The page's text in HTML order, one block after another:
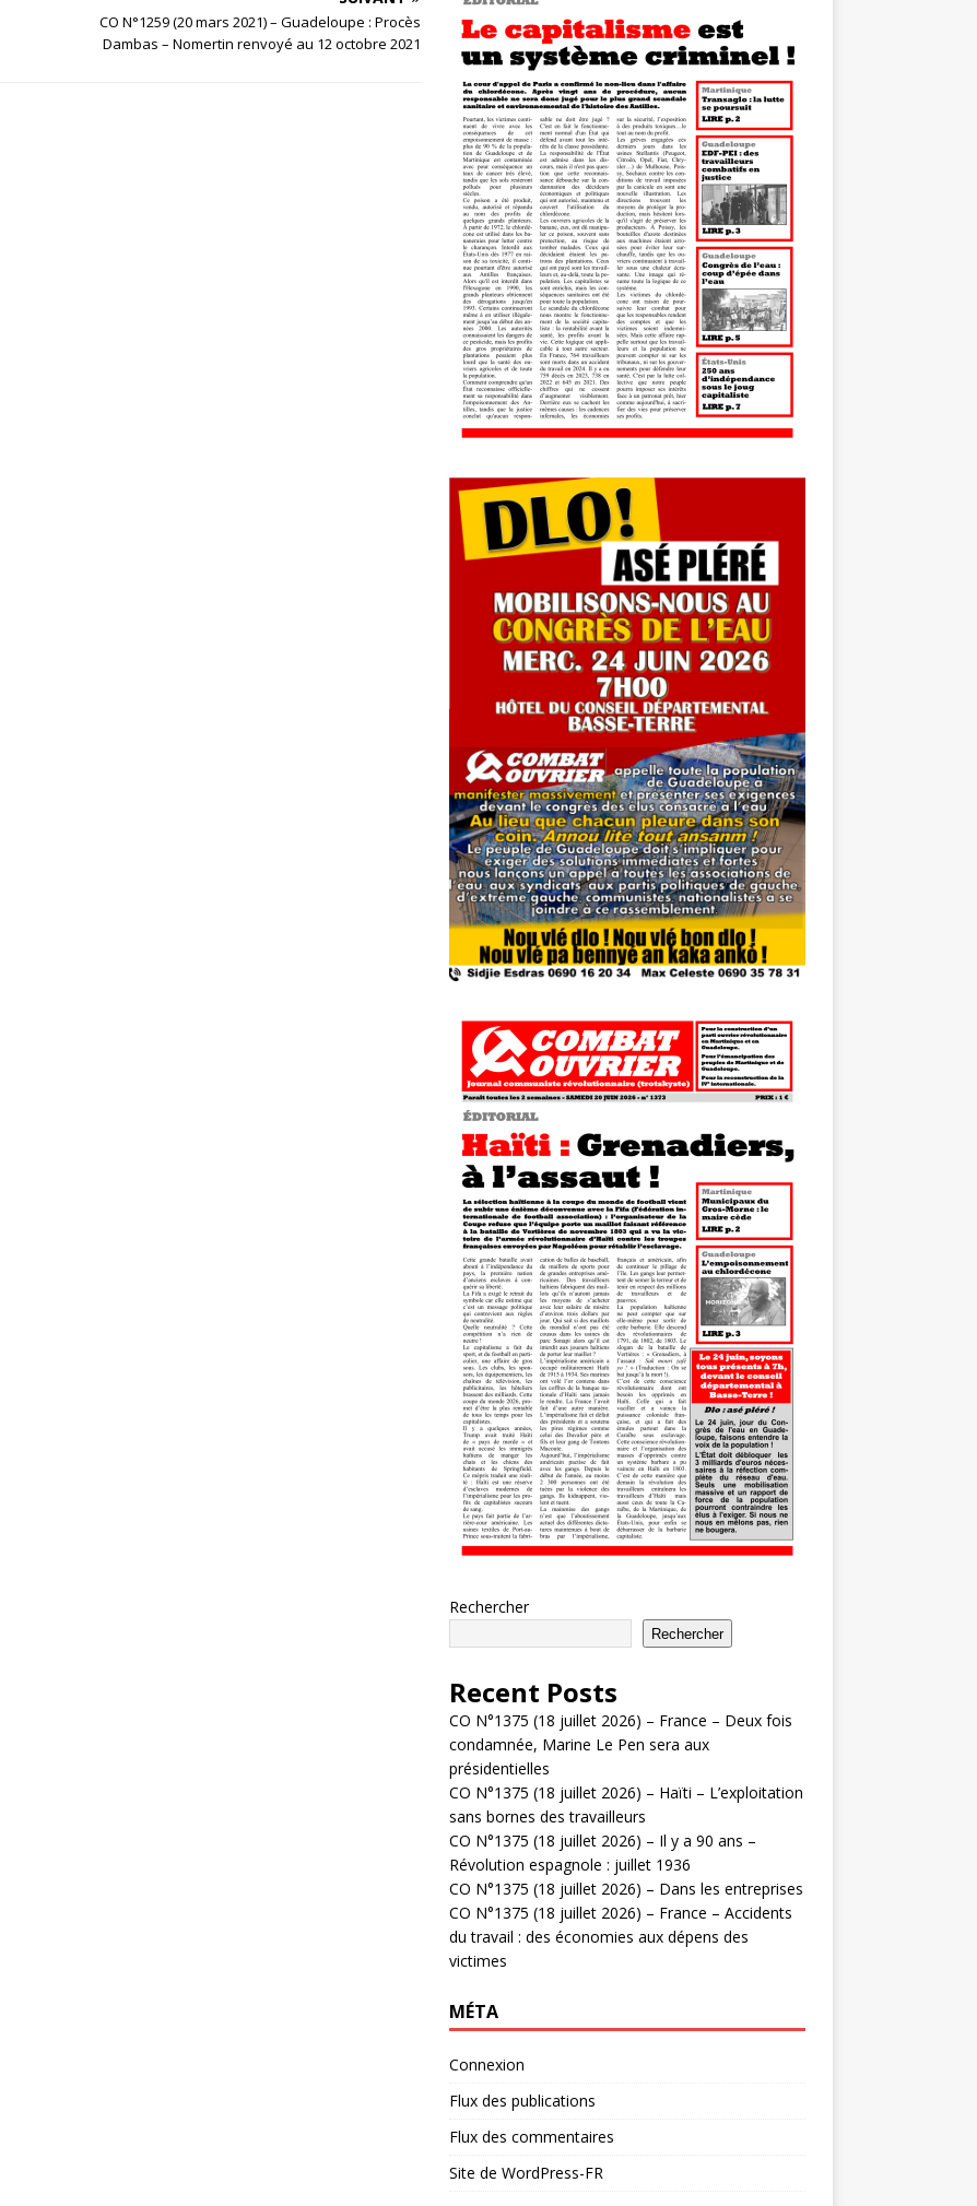
CO N°1259 (20 mars 2021) – Guadeloupe : Procès
Dambas – Nomertin renvoyé au 12 octobre 2021
Rechercher
Rechercher
Recent Posts
CO N°1375 (18 juillet 2026) – France – Deux fois
condamnée, Marine Le Pen sera aux
présidentielles
CO N°1375 (18 juillet 2026) – Haïti – L’exploitation
sans bornes des travailleurs
CO N°1375 (18 juillet 2026) – Il y a 90 ans –
Révolution espagnole : juillet 1936
CO N°1375 (18 juillet 2026) – Dans les entreprises
CO N°1375 (18 juillet 2026) – France – Accidents
du travail : des économies aux dépens des
victimes
MÉTA
Connexion
Flux des publications
Flux des commentaires
Site de WordPress-FR